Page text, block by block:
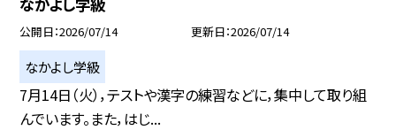
公開日 2026/07/14 更新日 2026/07/14
なかよし学級
7月14日（火），テストや漢字の練習などに，集中して取り組
んでいます。また，はじ...